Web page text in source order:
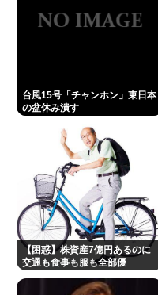
台風15号「チャンホン」東日本
の盆休み潰す
【困惑】株資産7億円あるのに
交通も食事も服も全部優